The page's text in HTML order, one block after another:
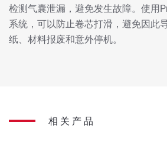
检测气囊泄漏，避免发生故障。使用
系统，可以防止卷芯打滑，避免因此
纸、材料报废和意外停机。
相关产品